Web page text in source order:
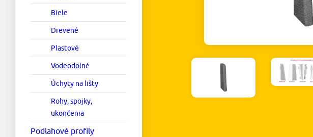
Biele
Drevené
Plastové
Vodeodolné
Úchyty na lišty
Rohy, spojky,
ukončenia
Podlahové profily